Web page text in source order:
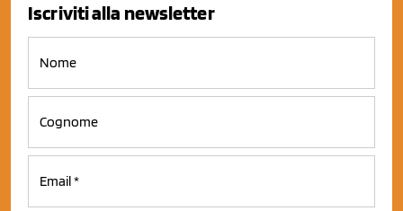
Iscriviti alla newsletter